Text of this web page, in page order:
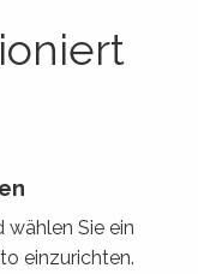
wählen Sie ein
einzurichten.